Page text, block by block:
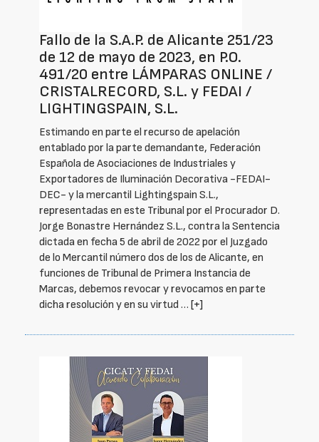
Fallo de la S.A.P. de Alicante 251/23
de 12 de mayo de 2023, en P.O.
491/20 entre LÁMPARAS ONLINE /
CRISTALRECORD, S.L. y FEDAI /
LIGHTINGSPAIN, S.L.
Estimando en parte el recurso de apelación
entablado por la parte demandante, Federación
Española de Asociaciones de Industriales y
Exportadores de Iluminación Decorativa -FEDAI-
DEC- y la mercantil Lightingspain S.L.,
representadas en este Tribunal por el Procurador D.
Jorge Bonastre Hernández S.L., contra la Sentencia
dictada en fecha 5 de abril de 2022 por el Juzgado
de lo Mercantil número dos de los de Alicante, en
funciones de Tribunal de Primera Instancia de
Marcas, debemos revocar y revocamos en parte
dicha resolución y en su virtud … [+]